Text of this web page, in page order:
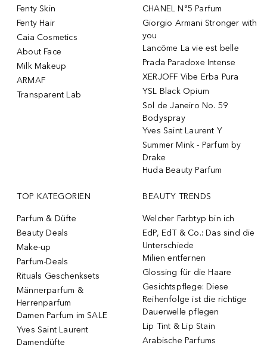
Fenty Skin
Fenty Hair
Caia Cosmetics
About Face
Milk Makeup
ARMAF
Transparent Lab
CHANEL N°5 Parfum
Giorgio Armani Stronger with
you
Lancôme La vie est belle
Prada Paradoxe Intense
XERJOFF Vibe Erba Pura
YSL Black Opium
Sol de Janeiro No. 59
Bodyspray
Yves Saint Laurent Y
Summer Mink - Parfum by
Drake
Huda Beauty Parfum
TOP KATEGORIEN
Parfum & Düfte
Beauty Deals
Make-up
Parfum-Deals
Rituals Geschenksets
Männerparfum &
Herrenparfum
Damen Parfum im SALE
Yves Saint Laurent
Damendüfte
BEAUTY TRENDS
Welcher Farbtyp bin ich
EdP, EdT & Co.: Das sind die
Unterschiede
Milien entfernen
Glossing für die Haare
Gesichtspflege: Diese
Reihenfolge ist die richtige
Dauerwelle pflegen
Lip Tint & Lip Stain
Arabische Parfums